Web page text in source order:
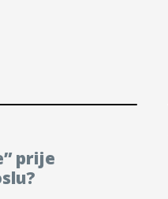
prije